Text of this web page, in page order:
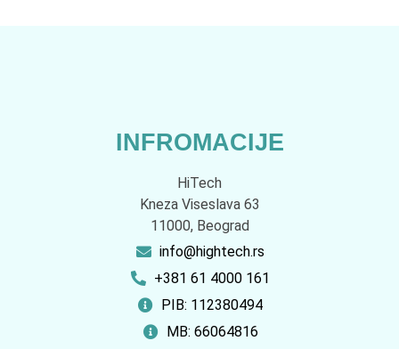
INFROMACIJE
HiTech
Kneza Viseslava 63
11000, Beograd
info@hightech.rs
+381 61 4000 161
PIB: 112380494
MB: 66064816